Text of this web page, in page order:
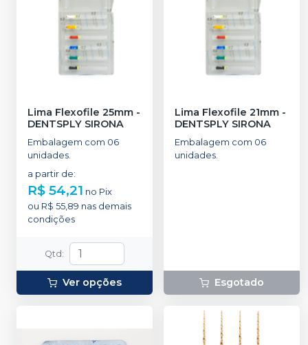
Lima Flexofile 25mm -
DENTSPLY SIRONA
Embalagem com 06
unidades.
a partir de:
R$ 54,21 no Pix
ou R$ 55,89 nas demais
condições
Qtd :
Ver opções
Lima Flexofile 21mm -
DENTSPLY SIRONA
Embalagem com 06
unidades.
Esgotado